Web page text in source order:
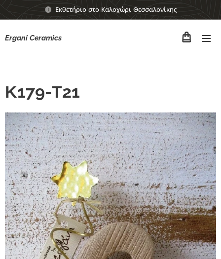
Εκθετήριο στο Καλοχώρι Θεσσαλονίκης
Ergani Ceramics
Κ179-Τ21